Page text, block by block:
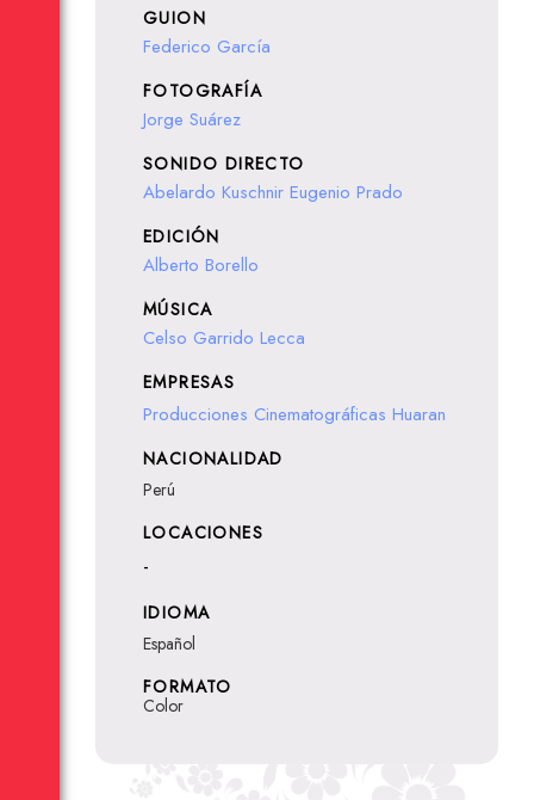
GUION
Federico García
FOTOGRAFÍA
Jorge Suárez
SONIDO DIRECTO
Abelardo Kuschnir Eugenio Prado
EDICIÓN
Alberto Borello
MÚSICA
Celso Garrido Lecca
EMPRESAS
Producciones Cinematográficas Huaran
NACIONALIDAD
Perú
LOCACIONES
-
IDIOMA
Español
FORMATO
Color